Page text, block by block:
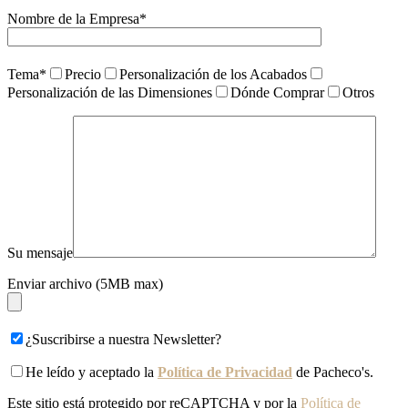
Nombre de la Empresa*
Tema* Precio
Personalización de los Acabados
Personalización de las Dimensiones
Dónde Comprar Otros
Su mensaje
Enviar archivo (5MB max)
¿Suscribirse a nuestra Newsletter?
He leído y aceptado la Política de Privacidad de Pacheco's.
Este sitio está protegido por reCAPTCHA y por la Política de